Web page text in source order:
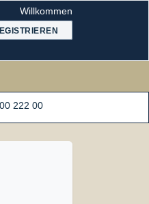
Willkommen
222 00